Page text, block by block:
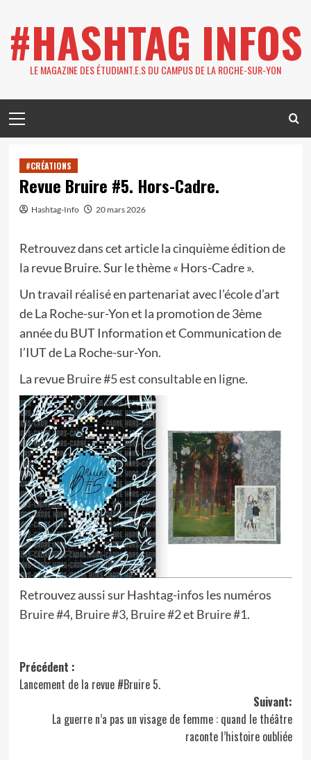
content
#HASHTAG INFOS
LE MAGAZINE DES ÉTUDIANT.E.S DU CAMPUS DE LA ROCHE-SUR-YON
Menu
#CRÉATIONS
Revue Bruire #5. Hors-Cadre.
Hashtag-Info 20 mars 2026
Retrouvez dans cet article la cinquième édition de
la revue Bruire. Sur le thème « Hors-Cadre ».
Un travail réalisé en partenariat avec l’école d’art
de La Roche-sur-Yon et la promotion de 3ème
année du BUT Information et Communication de
l’IUT de La Roche-sur-Yon.
La revueBruire #5 est consultable en ligne.
Retrouvez aussi sur Hashtag-infos les numéros
Bruire #4, Bruire #3, Bruire #2et Bruire #1.
Navigation
d’article
Précédent :
Lancement de la revue #Bruire 5.
Suivant:
La guerre n’a pas un visage de femme : quand le théâtre
raconte l’histoire oubliée